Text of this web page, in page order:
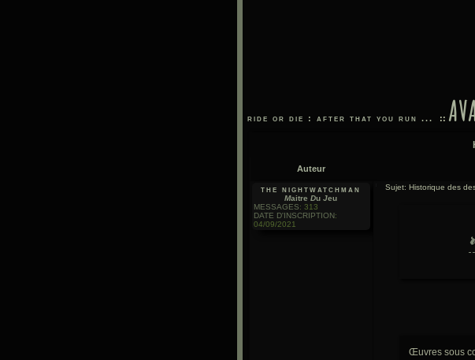
ride or die : after that you run ... ::
Auteur
the nightwatchman
Maitre Du Jeu
MESSAGES: 313
DATE D'INSCRIPTION:
04/09/2021
Sujet: Historique des
Œuvres sous